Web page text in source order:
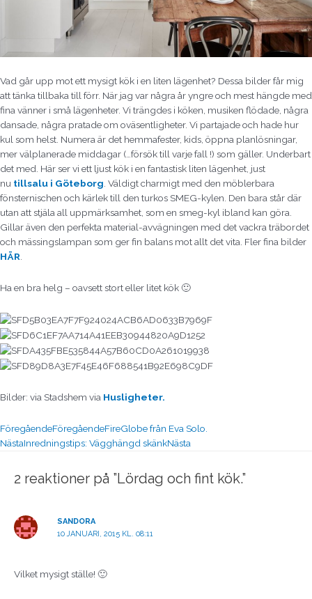
Vad går upp mot ett mysigt kök i en liten lägenhet? Dessa bilder får mig
att tänka tillbaka till förr. När jag var några år yngre och mest hängde med
fina vänner i små lägenheter. Vi trängdes i köken, musiken flödade, några
dansade, några pratade om oväsentligheter. Vi partajade och hade hur
kul som helst. Numera är det hemmafester, kids, öppna planlösningar,
mer välplanerade middagar (…försök till varje fall !) som gäller. Underbart
det med. Här ser vi ett ljust kök i en fantastisk liten lägenhet, just
nu tillsalu i Göteborg . Väldigt charmigt med den möblerbara
fönsternischen och kärlek till den turkos SMEG-kylen. Den bara står där
utan att stjäla all uppmärksamhet, som en smeg-kyl ibland kan göra.
Gillar även den perfekta material-avvägningen med det vackra träbordet
och mässingslampan som ger fin balans mot allt det vita. Fler fina bilder
HÄR
Ha en bra helg – oavsett stort eller litet kök 🙂
Bilder: via Stadshem via Husligheter.
FöregåendeFöregåendeFireGlobe från Eva Solo.
NästaInredningstips: Vägghängd skänkNästa
2 reaktioner på ”Lördag och fint kök.”
SANDORA
10 JANUARI, 2015 KL. 08:11
Vilket mysigt ställe! 🙂